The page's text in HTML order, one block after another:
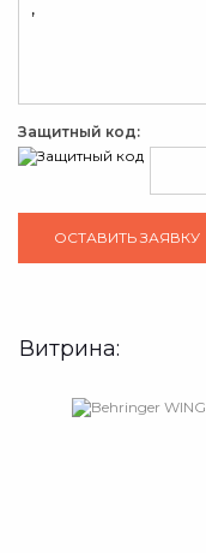
Защитный код:
Витрина: